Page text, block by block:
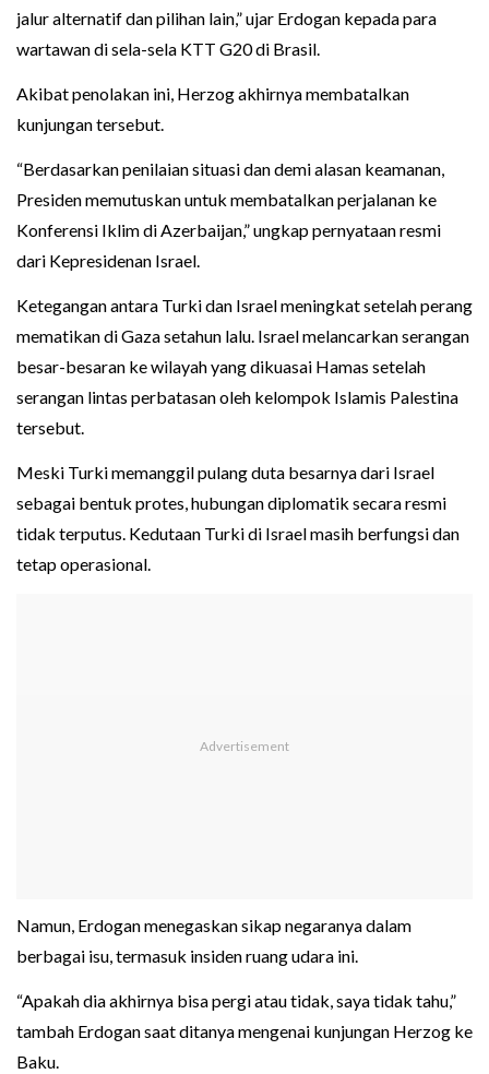
jalur alternatif dan pilihan lain,” ujar Erdogan kepada para
wartawan di sela-sela KTT G20 di Brasil.
Akibat penolakan ini, Herzog akhirnya membatalkan
kunjungan tersebut.
“Berdasarkan penilaian situasi dan demi alasan keamanan,
Presiden memutuskan untuk membatalkan perjalanan ke
Konferensi Iklim di Azerbaijan,” ungkap pernyataan resmi
dari Kepresidenan Israel.
Ketegangan antara Turki dan Israel meningkat setelah perang
mematikan di Gaza setahun lalu. Israel melancarkan serangan
besar-besaran ke wilayah yang dikuasai Hamas setelah
serangan lintas perbatasan oleh kelompok Islamis Palestina
tersebut.
Meski Turki memanggil pulang duta besarnya dari Israel
sebagai bentuk protes, hubungan diplomatik secara resmi
tidak terputus. Kedutaan Turki di Israel masih berfungsi dan
tetap operasional.
Namun, Erdogan menegaskan sikap negaranya dalam
berbagai isu, termasuk insiden ruang udara ini.
“Apakah dia akhirnya bisa pergi atau tidak, saya tidak tahu,”
tambah Erdogan saat ditanya mengenai kunjungan Herzog ke
Baku.